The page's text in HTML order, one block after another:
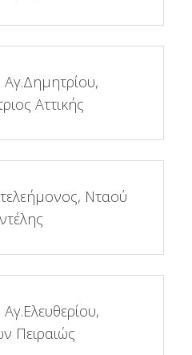
Αγ.Δημητρίου,
Αττικής
Νταού
Πειραιώς